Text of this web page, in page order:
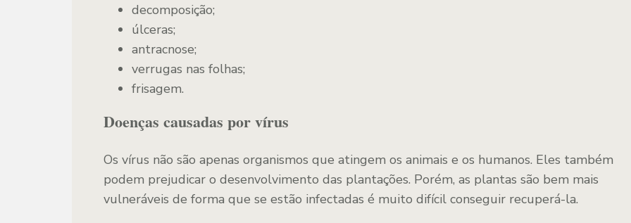
decomposição;
úlceras;
antracnose;
verrugas nas folhas;
frisagem.
Doenças causadas por vírus
Os vírus não são apenas organismos que atingem os animais e os humanos. Eles também
podem prejudicar o desenvolvimento das plantações. Porém, as plantas são bem mais
vulneráveis de forma que se estão infectadas é muito difícil conseguir recuperá-la.